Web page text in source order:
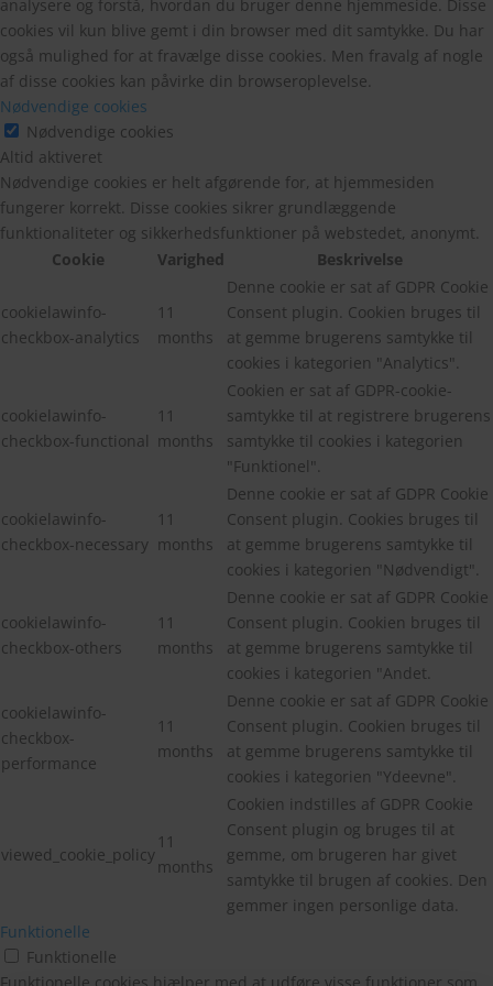
analysere og forstå, hvordan du bruger denne hjemmeside. Disse
cookies vil kun blive gemt i din browser med dit samtykke. Du har
også mulighed for at fravælge disse cookies. Men fravalg af nogle
af disse cookies kan påvirke din browseroplevelse.
Nødvendige cookies
Nødvendige cookies
Altid aktiveret
Nødvendige cookies er helt afgørende for, at hjemmesiden
fungerer korrekt. Disse cookies sikrer grundlæggende
funktionaliteter og sikkerhedsfunktioner på webstedet, anonymt.
Cookie
Varighed Beskrivelse
cookielawinfo-
checkbox-analytics
11
months
Denne cookie er sat af GDPR Cookie
Consent plugin. Cookien bruges til
at gemme brugerens samtykke til
cookies i kategorien "Analytics".
cookielawinfo-
checkbox-functional
11
months
Cookien er sat af GDPR-cookie-
samtykke til at registrere brugerens
samtykke til cookies i kategorien
"Funktionel".
cookielawinfo-
checkbox-necessary
11
months
Denne cookie er sat af GDPR Cookie
Consent plugin. Cookies bruges til
at gemme brugerens samtykke til
cookies i kategorien "Nødvendigt".
cookielawinfo-
checkbox-others
11
months
Denne cookie er sat af GDPR Cookie
Consent plugin. Cookien bruges til
at gemme brugerens samtykke til
cookies i kategorien "Andet.
cookielawinfo-
checkbox-
performance
11
months
Denne cookie er sat af GDPR Cookie
Consent plugin. Cookien bruges til
at gemme brugerens samtykke til
cookies i kategorien "Ydeevne".
viewed_cookie_policy
11
months
Cookien indstilles af GDPR Cookie
Consent plugin og bruges til at
gemme, om brugeren har givet
samtykke til brugen af cookies. Den
gemmer ingen personlige data.
Funktionelle
Funktionelle